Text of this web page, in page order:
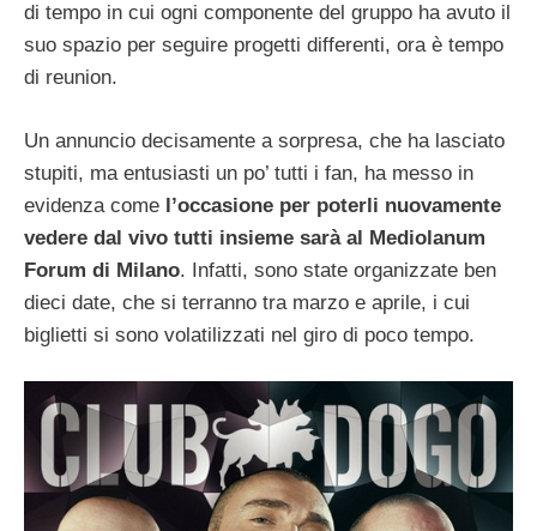
di tempo in cui ogni componente del gruppo ha avuto il
suo spazio per seguire progetti differenti, ora è tempo
di reunion.
Un annuncio decisamente a sorpresa, che ha lasciato
stupiti, ma entusiasti un po’ tutti i fan, ha messo in
evidenza come l’occasione per poterli nuovamente
vedere dal vivo tutti insieme sarà al Mediolanum
Forum di Milano. Infatti, sono state organizzate ben
dieci date, che si terranno tra marzo e aprile, i cui
biglietti si sono volatilizzati nel giro di poco tempo.